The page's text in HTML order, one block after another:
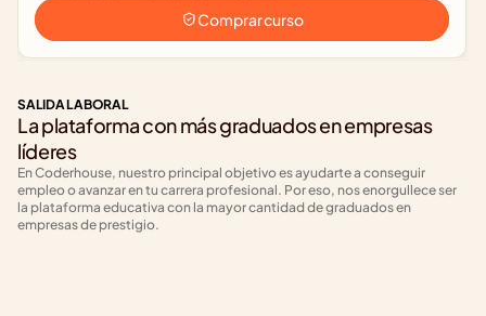
Comprar curso
SALIDA LABORAL
La plataforma con más graduados en empresas
líderes
En Coderhouse, nuestro principal objetivo es ayudarte a conseguir
empleo o avanzar en tu carrera profesional. Por eso, nos enorgullece ser
la plataforma educativa con la mayor cantidad de graduados en
empresas de prestigio.